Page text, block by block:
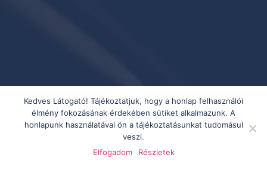
Kedves Látogató! Tájékoztatjuk, hogy a honlap felhasználói
élmény fokozásának érdekében sütiket alkalmazunk. A
honlapunk használatával ön a tájékoztatásunkat tudomásul
veszi.
Elfogadom
Részletek